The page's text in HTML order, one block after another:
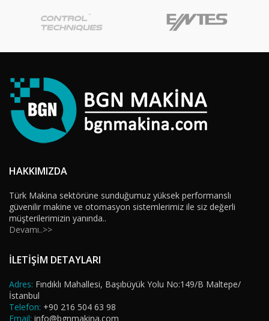
HAKKIMIZDA
Türk Makina sektörüne sunduğumuz yüksek performanslı
güvenilir makine ve otomasyon sistemlerimiz ile siz değerli
müşterilerimizin yanında..
Devamı..>>
İLETİŞİM DETAYLARI
Adres: Fındıklı Mahallesi, Başıbüyük Yolu No:149/B Maltepe/
İstanbul
Telefon: +90 216 504 63 98
Email: info@bgnmakina.com